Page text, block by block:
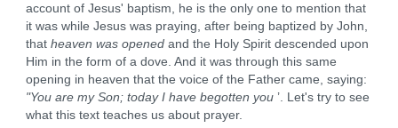
account of Jesus' baptism, he is the only one to mention that
it was while Jesus was praying, after being baptized by John,
that heaven was openedand the Holy Spirit descended upon
Him in the form of a dove. And it was through this same
opening in heaven that the voice of the Father came, saying:
"You are my Son; today I have begotten you’. Let's try to see
what this text teaches us about prayer.